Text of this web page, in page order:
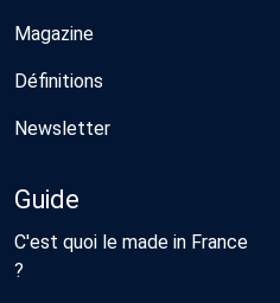
Magazine
Définitions
Newsletter
Guide
C'est quoi le made in France
?